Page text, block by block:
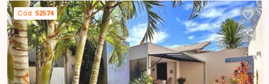
equipado com armário, cabeceira com iluminação
embutida, papel de parede, cama de casal, cortina
e ar-condicionado. O imóvel conta ainda com sala
integrada, sofá, painel para TV com televisão em
LED, cozinha planejada com bancadas em granito,
armários, micro-ondas, geladeira, cooktop e
Cód. 52574